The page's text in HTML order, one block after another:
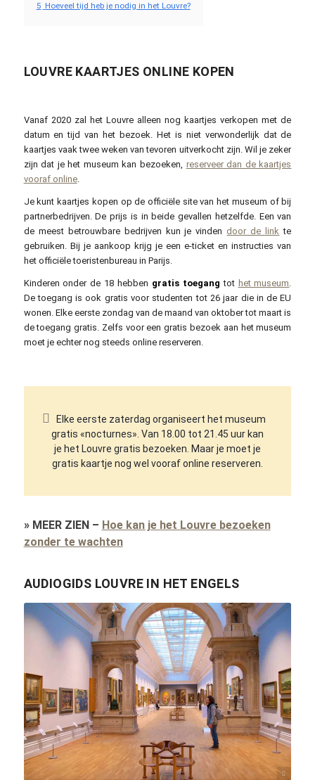
5 Hoeveel tijd heb je nodig in het Louvre?
LOUVRE KAARTJES ONLINE KOPEN
Vanaf 2020 zal het Louvre alleen nog kaartjes verkopen met de
datum en tijd van het bezoek. Het is niet verwonderlijk dat de
kaartjes vaak twee weken van tevoren uitverkocht zijn. Wil je zeker
zijn dat je het museum kan bezoeken, reserveer dan de kaartjes
vooraf online.
Je kunt kaartjes kopen op de officiële site van het museum of bij
partnerbedrijven. De prijs is in beide gevallen hetzelfde. Een van
de meest betrouwbare bedrijven kun je vinden door de link te
gebruiken. Bij je aankoop krijg je een e-ticket en instructies van
het officiële toeristenbureau in Parijs.
Kinderen onder de 18 hebben gratis toegang tot het museum.
De toegang is ook gratis voor studenten tot 26 jaar die in de EU
wonen. Elke eerste zondag van de maand van oktober tot maart is
de toegang gratis. Zelfs voor een gratis bezoek aan het museum
moet je echter nog steeds online reserveren.
Elke eerste zaterdag organiseert het museum
gratis «nocturnes». Van 18.00 tot 21.45 uur kan
je het Louvre gratis bezoeken. Maar je moet je
gratis kaartje nog wel vooraf online reserveren.
» MEER ZIEN – Hoe kan je het Louvre bezoeken
zonder te wachten
AUDIOGIDS LOUVRE IN HET ENGELS
henriquesaf / pixabay.com